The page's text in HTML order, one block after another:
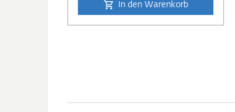
In den Warenkorb